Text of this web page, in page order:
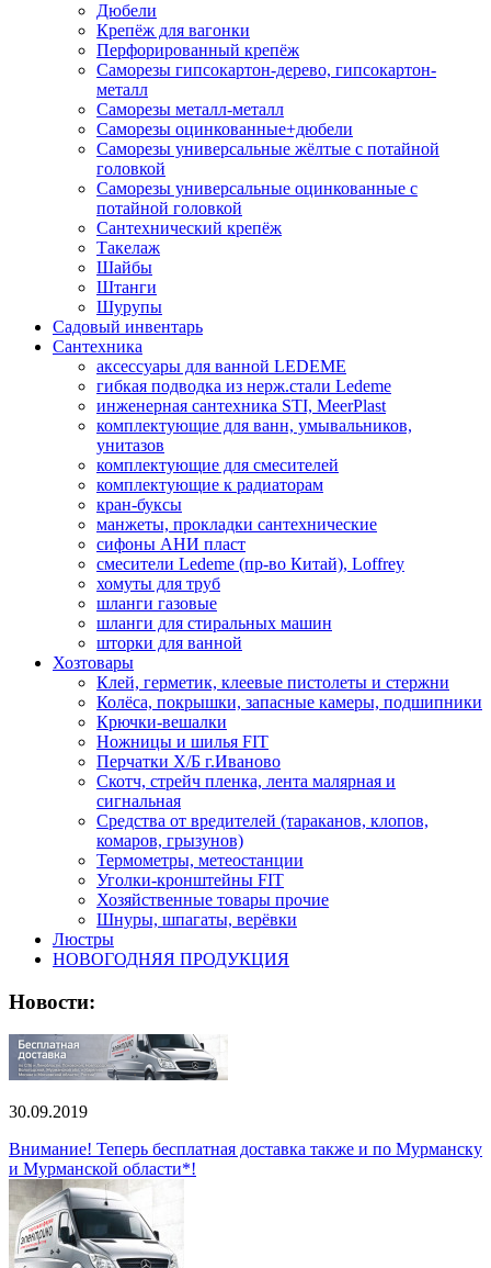
Дюбели
Крепёж для вагонки
Перфорированный крепёж
Саморезы гипсокартон-дерево, гипсокартон-
металл
Саморезы металл-металл
Саморезы оцинкованные+дюбели
Саморезы универсальные жёлтые с потайной
головкой
Саморезы универсальные оцинкованные с
потайной головкой
Сантехнический крепёж
Такелаж
Шайбы
Штанги
Шурупы
Садовый инвентарь
Сантехника
аксессуары для ванной LEDEME
гибкая подводка из нерж.стали Ledeme
инженерная сантехника STI, MeerPlast
комплектующие для ванн, умывальников,
унитазов
комплектующие для смесителей
комплектующие к радиаторам
кран-буксы
манжеты, прокладки сантехнические
сифоны АНИ пласт
смесители Ledeme (пр-во Китай), Loffrey
хомуты для труб
шланги газовые
шланги для стиральных машин
шторки для ванной
Хозтовары
Клей, герметик, клеевые пистолеты и стержни
Колёса, покрышки, запасные камеры, подшипники
Крючки-вешалки
Ножницы и шилья FIT
Перчатки Х/Б г.Иваново
Скотч, стрейч пленка, лента малярная и
сигнальная
Средства от вредителей (тараканов, клопов,
комаров, грызунов)
Термометры, метеостанции
Уголки-кронштейны FIT
Хозяйственные товары прочие
Шнуры, шпагаты, верёвки
Люстры
НОВОГОДНЯЯ ПРОДУКЦИЯ
Новости:
30.09.2019
Внимание! Теперь бесплатная доставка также и по Мурманску
и Мурманской области*!